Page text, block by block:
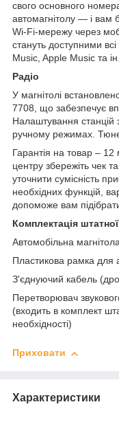
свого основного
автомагнітолу — і вам
Wi-Fi-мережу через
стануть доступними
Music, Apple Music та ін.
Радіо
У магнітолі
7708, що забезпечує
Налаштування станцій
ручному режимах.
Гарантія на товар – 12
центру збережіть чек
уточнити сумісність
необхідних функцій,
допоможе вам
Комплектація
Автомобільна
Пластикова рамка для
З'єднуючий кабель
Перетворювач
(входить в комплект
необхідності)
Приховати
Характеристики